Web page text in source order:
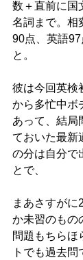
数＋直前に国
名詞まで。相
90点、英語
と。
彼は今回英検
から多忙中ボ
あって、結局
ておいた最新
の分は自分で
とで、
まあさすがに
か未習のもの
問題もちらほ
トでも過去